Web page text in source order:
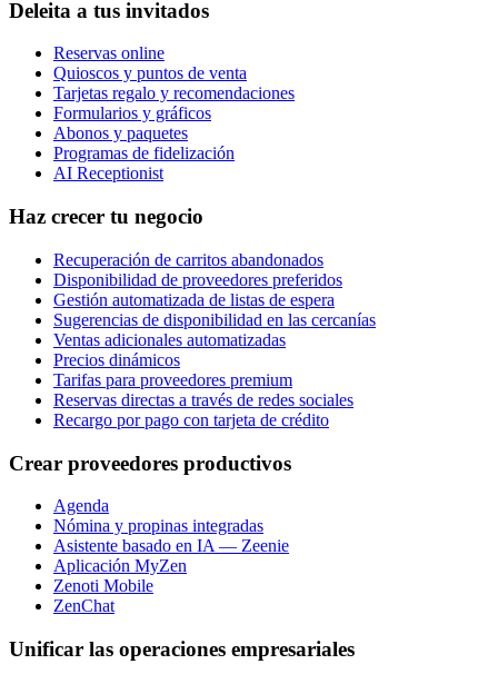
Deleita a tus invitados
Reservas online
Quioscos y puntos de venta
Tarjetas regalo y recomendaciones
Formularios y gráficos
Abonos y paquetes
Programas de fidelización
AI Receptionist
Haz crecer tu negocio
Recuperación de carritos abandonados
Disponibilidad de proveedores preferidos
Gestión automatizada de listas de espera
Sugerencias de disponibilidad en las cercanías
Ventas adicionales automatizadas
Precios dinámicos
Tarifas para proveedores premium
Reservas directas a través de redes sociales
Recargo por pago con tarjeta de crédito
Crear proveedores productivos
Agenda
Nómina y propinas integradas
Asistente basado en IA — Zeenie
Aplicación MyZen
Zenoti Mobile
ZenChat
Unificar las operaciones empresariales